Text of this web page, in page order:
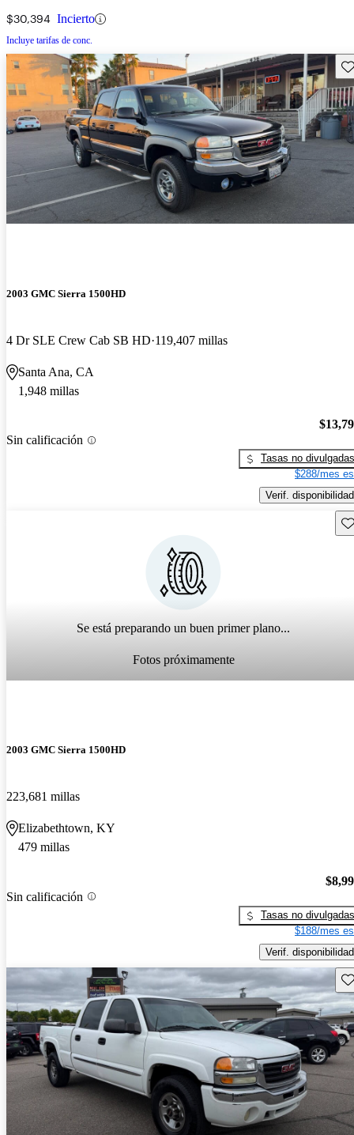
$30,394 Incierto
Incluye tarifas de conc.
2003 GMC Sierra 1500HD
4 Dr SLE Crew Cab SB HD 119,407 millas
Santa Ana, CA
1,948 millas
Sin calificación
Tasas no divulgadas
$288/mes
Verif. disponibilidad
Se está preparando un buen primer plano...
Fotos próximamente
2003 GMC Sierra 1500HD
223,681 millas
Elizabethtown, KY
479 millas
Sin calificación
Tasas no divulgadas
$188/mes
Verif. disponibilidad